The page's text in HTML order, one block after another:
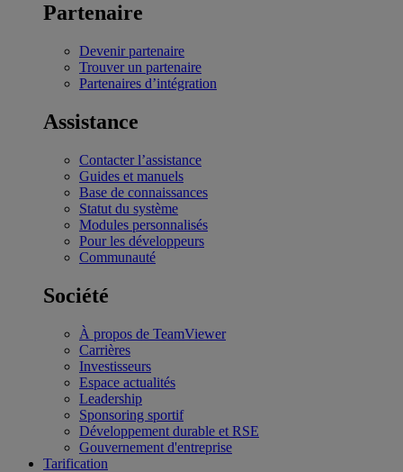
Partenaire
Devenir partenaire
Trouver un partenaire
Partenaires d’intégration
Assistance
Contacter l’assistance
Guides et manuels
Base de connaissances
Statut du système
Modules personnalisés
Pour les développeurs
Communauté
Société
À propos de TeamViewer
Carrières
Investisseurs
Espace actualités
Leadership
Sponsoring sportif
Développement durable et RSE
Gouvernement d'entreprise
Tarification